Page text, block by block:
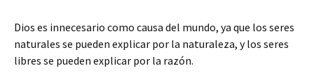
Dios es innecesario como causa del mundo, ya que los seres
naturales se pueden explicar por la naturaleza, y los seres
libres se pueden explicar por la razón.